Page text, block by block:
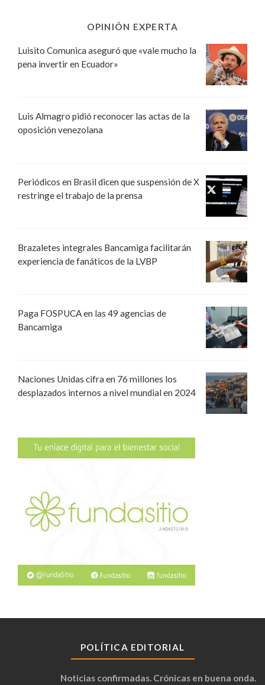
OPINIÓN EXPERTA
Luisito Comunica aseguró que «vale mucho la
pena invertir en Ecuador»
Luis Almagro pidió reconocer las actas de la
oposición venezolana
Periódicos en Brasil dicen que suspensión de X
restringe el trabajo de la prensa
Brazaletes integrales Bancamiga facilitarán
experiencia de fanáticos de la LVBP
Paga FOSPUCA en las 49 agencias de
Bancamiga
Naciones Unidas cifra en 76 millones los
desplazados internos a nivel mundial en 2024
POLÍTICA EDITORIAL
Noticias confirmadas. Crónicas en buena onda.